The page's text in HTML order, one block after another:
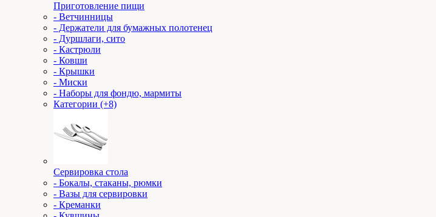
Приготовление пищи
- Ветчинницы
- Держатели для бумажных полотенец
- Дуршлаги, сито
- Кастрюли
- Ковши
- Крышки
- Миски
- Наборы для фондю, мармиты
Категории (+8)
Сервировка стола
- Бокалы, стаканы, рюмки
- Вазы для сервировки
- Креманки